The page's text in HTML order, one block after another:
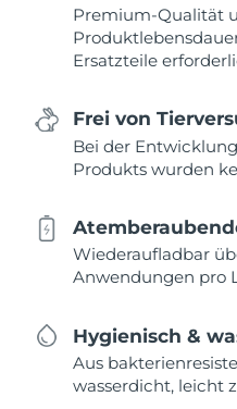
Premium-Qualität
Ersatzteile
Frei von
Bei der
Produkts wurden
Wiederaufladbar
Anwendungen pro
Hygienisch &
Aus
wasserdicht, leicht